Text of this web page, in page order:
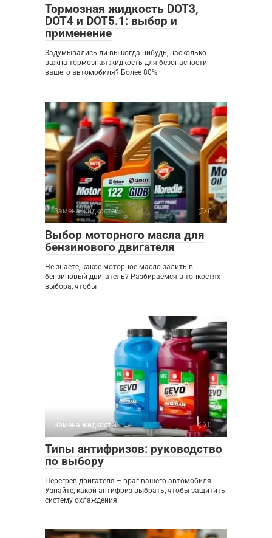
Тормозная жидкость DOT3,
DOT4 и DOT5.1: выбор и
применение
Задумывались ли вы когда-нибудь, насколько
важна тормозная жидкость для безопасности
вашего автомобиля? Более 80%
Замена жидкостей 0
Выбор моторного масла для
бензинового двигателя
Не знаете, какое моторное масло залить в
бензиновый двигатель? Разбираемся в тонкостях
выбора, чтобы
Замена жидкостей 0
Типы антифризов: руководство
по выбору
Перегрев двигателя – враг вашего автомобиля!
Узнайте, какой антифриз выбрать, чтобы защитить
систему охлаждения